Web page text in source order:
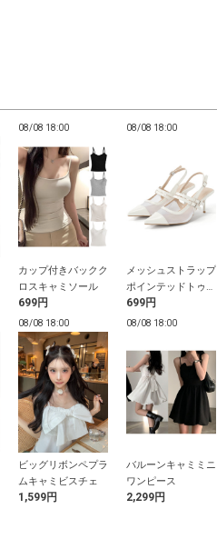
08/08 18:00
カップ付きバックク
ロスキャミソール
699円
08/08 18:00
メッシュストラップ
ポインテッドトゥパ
ンプス
699円
08/08 18:00
ビッグリボンペプラ
ムキャミビスチェ
1,599円
08/08 18:00
バルーンキャミミニ
ワンピース
2,299円